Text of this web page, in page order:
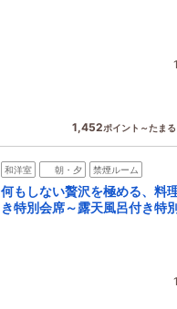
1,452ポイント～たまる
和洋室 朝・夕 禁煙ルーム
何もしない贅沢を極める、料
き特別会席～露天風呂付き特